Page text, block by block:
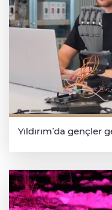
Yıldırım’da gençler